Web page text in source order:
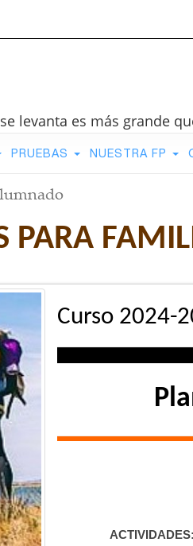
levanta es más grande
PRUEBAS NUESTRA FP
PARA
Curso 2024-